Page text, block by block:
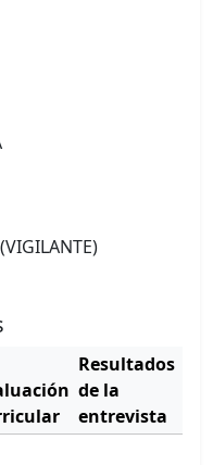
Resultados
de la
entrevista